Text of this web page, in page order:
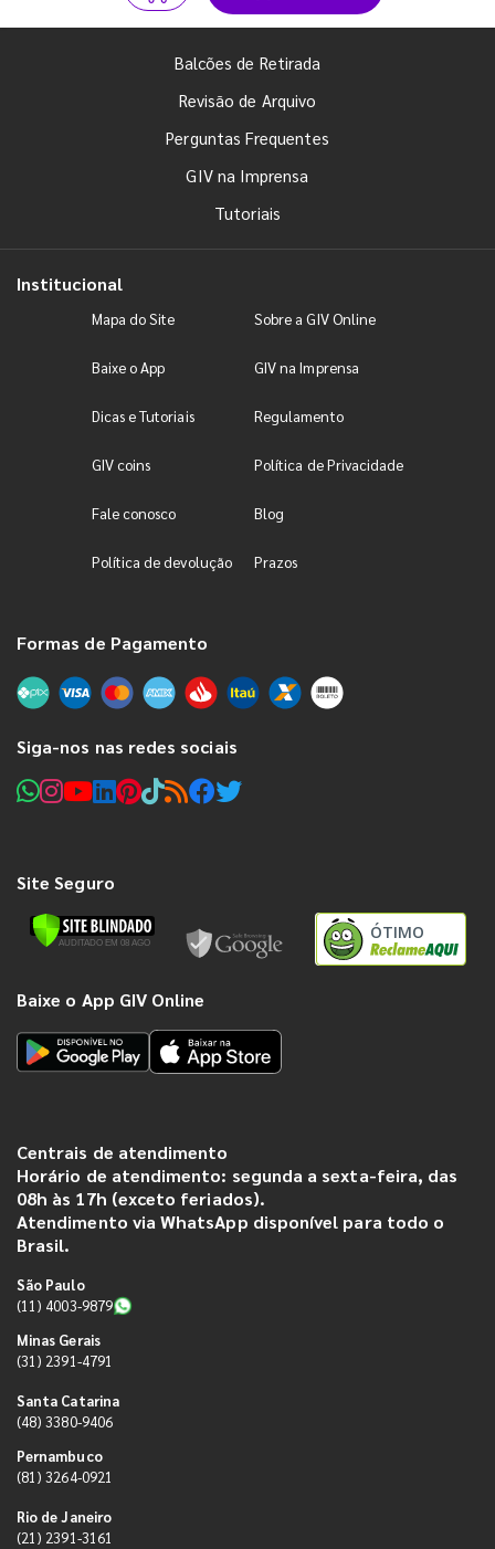
Balcões de Retirada
Revisão de Arquivo
Perguntas Frequentes
GIV na Imprensa
Tutoriais
Institucional
Mapa do Site Sobre a GIV Online
Baixe o App GIV na Imprensa
Dicas e Tutoriais Regulamento
GIV coins Política de Privacidade
Fale conosco Blog
Política de devolução Prazos
Formas de Pagamento
Siga-nos nas redes sociais
Site Seguro
ÓTIMO
Baixe o App GIV Online
Centrais de atendimento
Horário de atendimento: segunda a sexta-feira, das
08h às 17h (exceto feriados).
Atendimento via WhatsApp disponível para todo o
Brasil.
São Paulo
(11) 4003-9879
Minas Gerais
(31) 2391-4791
Santa Catarina
(48) 3380-9406
Pernambuco
(81) 3264-0921
Rio de Janeiro
(21) 2391-3161